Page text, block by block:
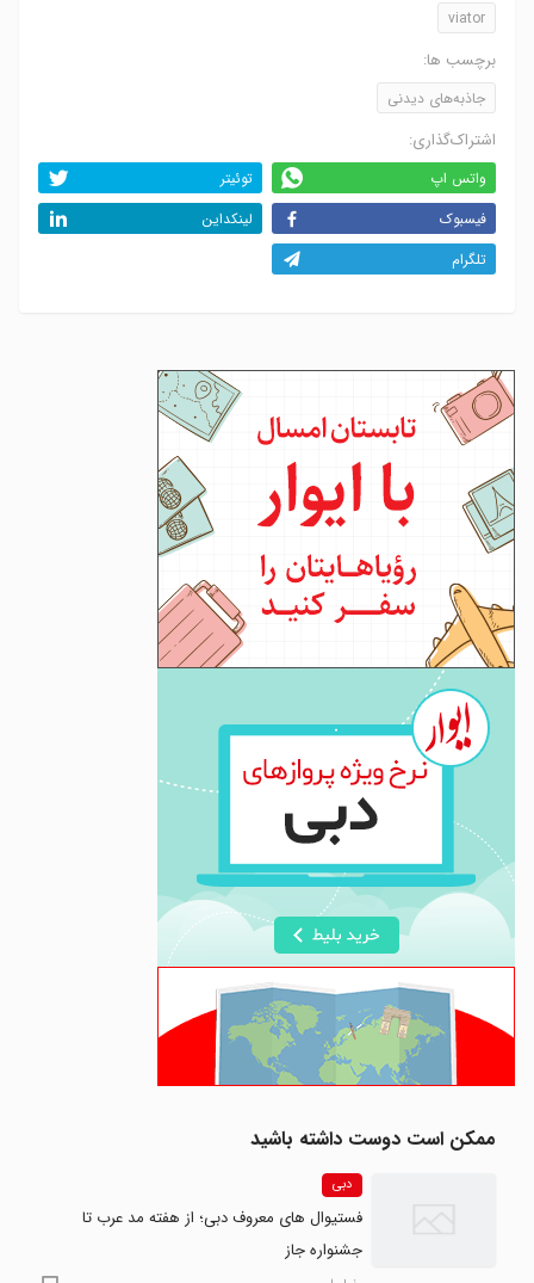
viator
برچسب ها:
جاذبه‌های دیدنی
اشتراک‌گذاری:
واتس اپ
توئیتر
فیسبوک
لینکداین
تلگرام
ممکن است دوست داشته باشید
دبی
فستیوال های معروف دبی؛ از هفته مد عرب تا
جشنواره جاز